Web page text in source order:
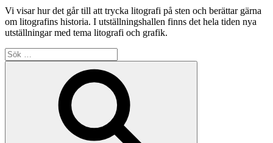
Vi visar hur det går till att trycka litografi på sten och berättar gärna
om litografins historia. I utställningshallen finns det hela tiden nya
utställningar med tema litografi och grafik.
Sök
efter: